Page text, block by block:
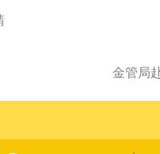
金管局